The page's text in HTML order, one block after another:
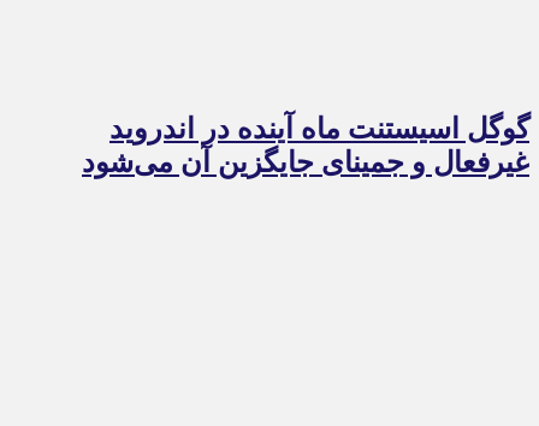
گوگل اسیستنت ماه آینده در اندروید
غیرفعال و جمینای جایگزین آن می‌شود